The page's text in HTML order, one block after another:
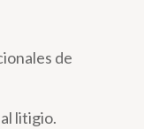
de
litigio.